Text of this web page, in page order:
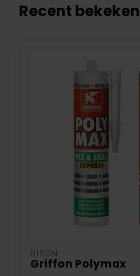
Recent bekeken
BISON
Griffon Polymax